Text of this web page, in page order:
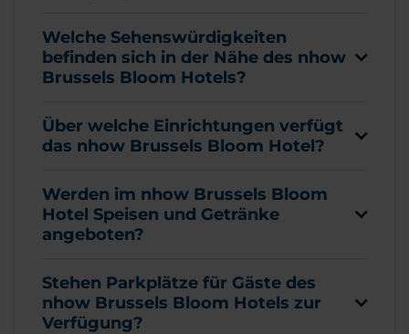
Welche Sehenswürdigkeiten
befinden sich in der Nähe des nhow
Brussels Bloom Hotels?
Über welche Einrichtungen verfügt
das nhow Brussels Bloom Hotel?
Werden im nhow Brussels Bloom
Hotel Speisen und Getränke
angeboten?
Stehen Parkplätze für Gäste des
nhow Brussels Bloom Hotels zur
Verfügung?